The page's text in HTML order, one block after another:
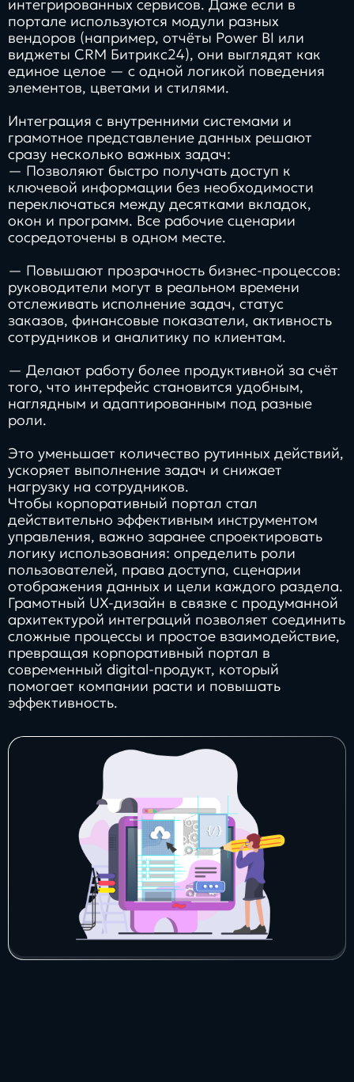
интегрированных сервисов. Даже если в
портале используются модули разных
вендоров (например, отчёты Power BI или
виджеты CRM Битрикс24), они выглядят как
единое целое — с одной логикой поведения
элементов, цветами и стилями.
Интеграция с внутренними системами и
грамотное представление данных решают
сразу несколько важных задач:
— Позволяют быстро получать доступ к
ключевой информации без необходимости
переключаться между десятками вкладок,
окон и программ. Все рабочие сценарии
сосредоточены в одном месте.
— Повышают прозрачность бизнес-процессов:
руководители могут в реальном времени
отслеживать исполнение задач, статус
заказов, финансовые показатели, активность
сотрудников и аналитику по клиентам.
— Делают работу более продуктивной за счёт
того, что интерфейс становится удобным,
наглядным и адаптированным под разные
роли.
Это уменьшает количество рутинных действий,
ускоряет выполнение задач и снижает
нагрузку на сотрудников.
Чтобы корпоративный портал стал
действительно эффективным инструментом
управления, важно заранее спроектировать
логику использования: определить роли
пользователей, права доступа, сценарии
отображения данных и цели каждого раздела.
Грамотный UX-дизайн в связке с продуманной
архитектурой интеграций позволяет соединить
сложные процессы и простое взаимодействие,
превращая корпоративный портал в
современный digital-продукт, который
помогает компании расти и повышать
эффективность.